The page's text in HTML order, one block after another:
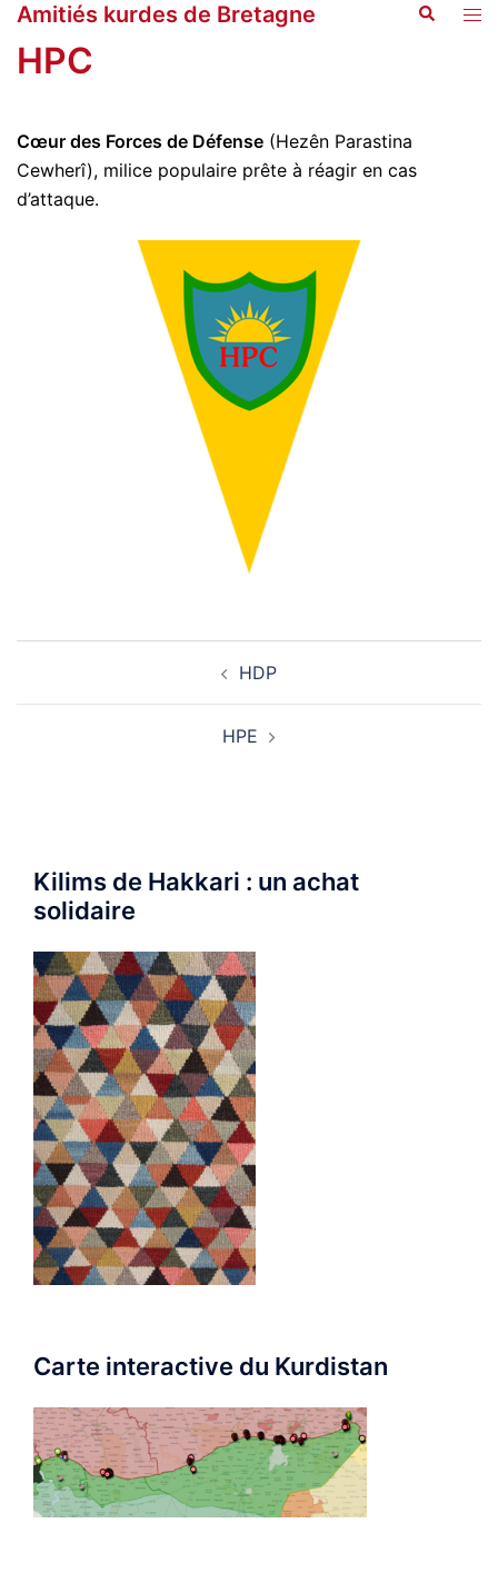
Aller
contenu
Amitiés kurdes de Bretagne
HPC
Cœur des Forces de Défense (Hezên Parastina
Cewherî), milice populaire prête à réagir en cas
d’attaque.
HDP
HPE
Kilims de Hakkari : un achat
solidaire
Carte interactive du Kurdistan